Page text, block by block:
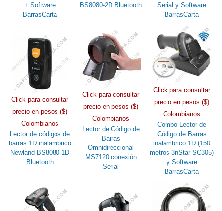
+ Software
BarrasCarta
BS8080-2D Bluetooth
Serial y Software
BarrasCarta
Click para consultar
precio en pesos ($)
Colombianos
Lector de códigos de
barras 1D inalámbrico
Newland BS8080-1D
Bluetooth
Click para consultar
precio en pesos ($)
Colombianos
Lector de Código de
Barras
Omnidireccional
MS7120 conexión
Serial
Click para consultar
precio en pesos ($)
Colombianos
Combo Lector de
Código de Barras
inalámbrico 1D (150
metros 3nStar SC305)
y Software
BarrasCarta